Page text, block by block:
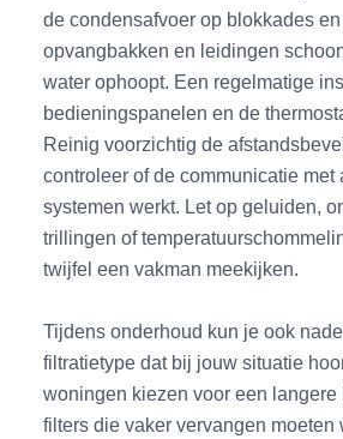
de condensafvoer op blokkades
opvangbakken en leidingen
water ophoopt. Een regelmatige
bedieningspanelen en de
Reinig voorzichtig de
controleer of de communicatie met
systemen werkt. Let op geluiden,
trillingen of
twijfel een vakman meekijken.
Tijdens onderhoud kun je ook
filtratietype dat bij jouw situatie
woningen kiezen voor een langere
filters die vaker vervangen moeten